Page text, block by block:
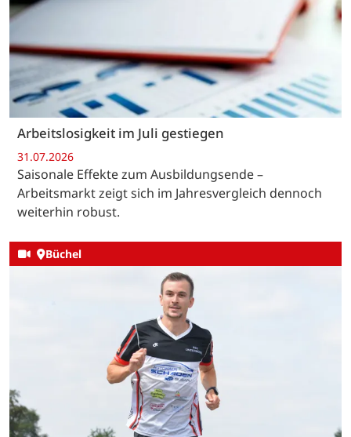
Arbeitslosigkeit im Juli gestiegen
31.07.2026
Saisonale Effekte zum Ausbildungsende –
Arbeitsmarkt zeigt sich im Jahresvergleich dennoch
weiterhin robust.
Büchel